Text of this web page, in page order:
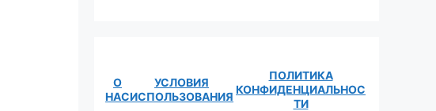
О
НАС
УСЛОВИЯ
ИСПОЛЬЗОВАНИЯ
ПОЛИТИКА
КОНФИДЕНЦИАЛЬНОС
ТИ